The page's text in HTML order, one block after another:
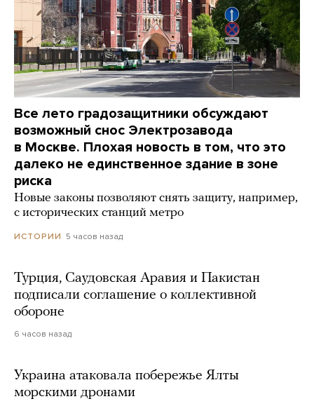
Все лето градозащитники обсуждают
возможный снос Электрозавода
в Москве. Плохая новость в том, что это
далеко не единственное здание в зоне
риска
Новые законы позволяют снять защиту, например,
с исторических станций метро
ИСТОРИИ 5 часов назад
Турция, Саудовская Аравия и Пакистан
подписали соглашение о коллективной
обороне
6 часов назад
Украина атаковала побережье Ялты
морскими дронами